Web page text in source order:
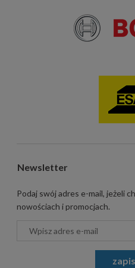
Newsletter
Podaj swój adres e-mail, jeżeli
nowościach i promocjach.